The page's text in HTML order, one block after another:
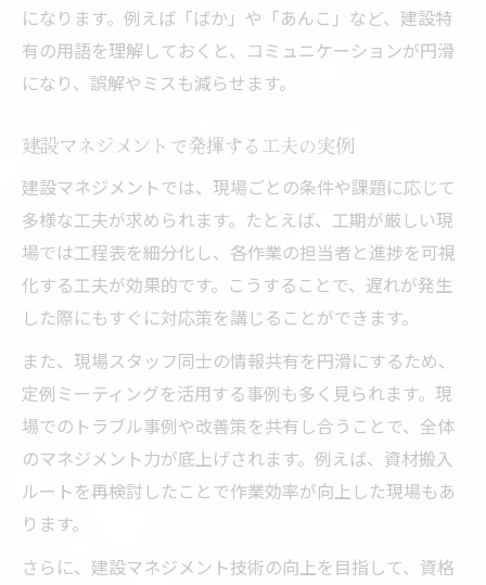
になります。例えば「ばか」や「あんこ」など、建設特
有の用語を理解しておくと、コミュニケーションが円滑
になり、誤解やミスも減らせます。
建設マネジメントで発揮する工夫の実例
建設マネジメントでは、現場ごとの条件や課題に応じて
多様な工夫が求められます。たとえば、工期が厳しい現
場では工程表を細分化し、各作業の担当者と進捗を可視
化する工夫が効果的です。こうすることで、遅れが発生
した際にもすぐに対応策を講じることができます。
また、現場スタッフ同士の情報共有を円滑にするため、
定例ミーティングを活用する事例も多く見られます。現
場でのトラブル事例や改善策を共有し合うことで、全体
のマネジメント力が底上げされます。例えば、資材搬入
ルートを再検討したことで作業効率が向上した現場もあ
ります。
さらに、建設マネジメント技術の向上を目指して、資格